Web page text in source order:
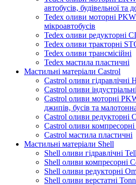
автобусів, будівельної та
Tedex оливи моторні PKW
мікроавтобусів
Tedex оливи редукторні
Tedex оливи тракторні
Tedex оливи трансмісійні
Tedex мастила пластичні
Мастильні матеріали Castrol
Castrol оливи
Castrol оливи
Castrol оливи моторні
джипів, бусів та
Castrol оливи редукторні
Castrol оливи компресорні
Castrol мастила пластичні
Мастильні матеріали Shell
Shell оливи гідравлічні
Shell оливи компресорні
Shell оливи редукторні
Shell оливи верстатні